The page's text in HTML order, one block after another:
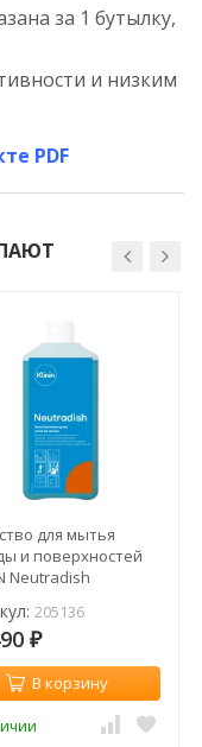
за 1 бутылку,
и низким
PDF
для мытья
и поверхностей
Neutradish
205136
₽
В корзину